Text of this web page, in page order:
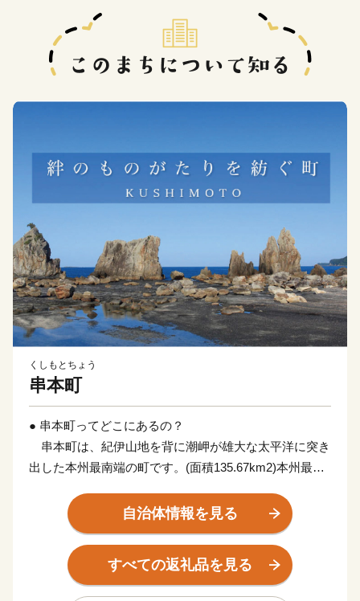
くしもとちょう
串本町
● 串本町ってどこにあるの？
串本町は、紀伊山地を背に潮岬が雄大な太平洋に突き
出した本州最南端の町です。(面積135.67km2)本州最南
は、東京の八丈島とほぼ同緯度に位置します。茫々たる
太平洋に面し、東西に長く延びた海岸線はこの地方の特
色であるリアス式海岸で、奇岩・怪石の雄大な自然美に
恵まれ、吉野熊野国立公園および枯木灘県立自然公園の
自治体情報を見る
すべての返礼品を見る